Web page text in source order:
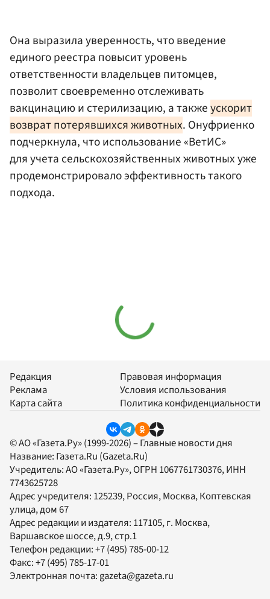
Она выразила уверенность, что введение
единого реестра повысит уровень
ответственности владельцев питомцев,
позволит своевременно отслеживать
вакцинацию и стерилизацию, а такжеускорит
возврат потерявшихся животных. Онуфриенко
подчеркнула, что использование «ВетИС»
для учета сельскохозяйственных животных уже
продемонстрировало эффективность такого
подхода.
Редакция
Реклама
Карта сайта
Правовая информация
Условия использования
Политика конфиденциальности
© АО «Газета.Ру» (1999-2026) – Главные новости дня
Название: Газета.Ru (Gazeta.Ru)
Учредитель:АО «Газета.Ру», ОГРН 1067761730376, ИНН
7743625728
Адрес учредителя: 125239, Россия, Москва, Коптевская
улица, дом 67
Адрес редакции и издателя: 117105, г. Москва,
Варшавское шоссе, д.9, стр.1
Телефон редакции:+7 (495) 785-00-12
Факс:+7 (495) 785-17-01
Электронная почта:gazeta@gazeta.ru